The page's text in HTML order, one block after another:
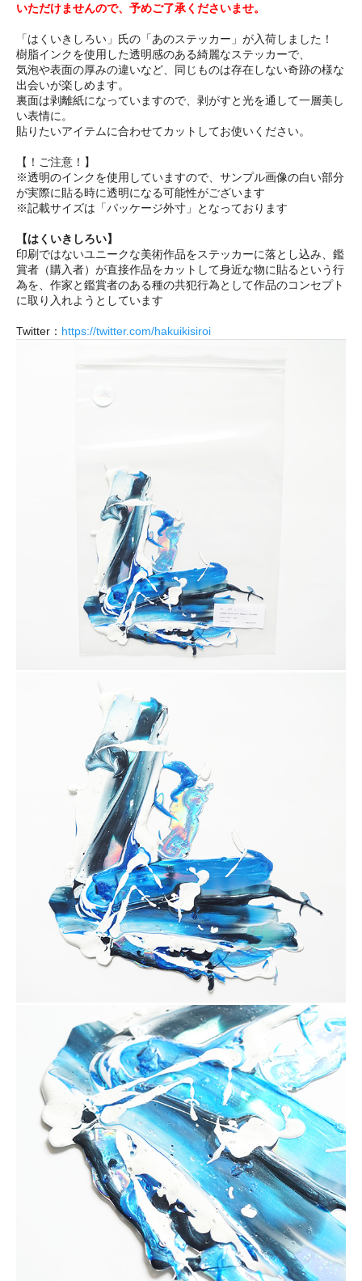
いただけませんので、予めご了承くださいませ。
「はくいきしろい」氏の「あのステッカー」が入荷しました！
樹脂インクを使用した透明感のある綺麗なステッカーで、
気泡や表面の厚みの違いなど、同じものは存在しない奇跡の様な
出会いが楽しめます。
裏面は剥離紙になっていますので、剥がすと光を通して一層美し
い表情に。
貼りたいアイテムに合わせてカットしてお使いください。
【！ご注意！】
※透明のインクを使用していますので、サンプル画像の白い部分
が実際に貼る時に透明になる可能性がございます
※記載サイズは「パッケージ外寸」となっております
【はくいきしろい】
印刷ではないユニークな美術作品をステッカーに落とし込み、鑑
賞者（購入者）が直接作品をカットして身近な物に貼るという行
為を、作家と鑑賞者のある種の共犯行為として作品のコンセプト
に取り入れようとしています
Twitter： https://twitter.com/hakuikisiroi